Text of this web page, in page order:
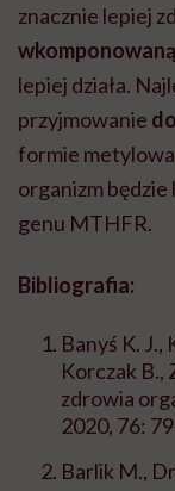
znacznie lepiej
lepiej działa.
przyjmowanie
formie
organizm
genu MTHFR.
Bibliografia:
Banyś K.
Korczak B.,
zdrowia
2020, 76:
Barlik M.,